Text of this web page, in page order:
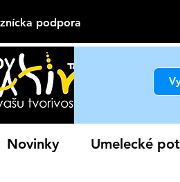
podpora
Novinky Umelecké